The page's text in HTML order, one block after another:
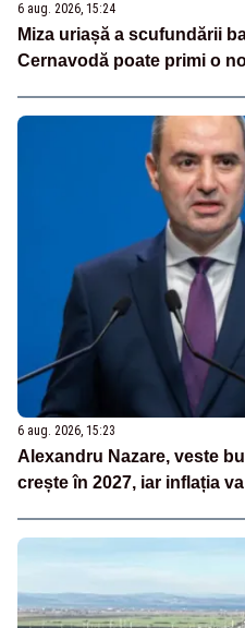
6 aug. 2026, 15:24
Miza uriașă a scufundării
Cernavodă poate primi o
6 aug. 2026, 15:23
Alexandru Nazare, veste
crește în 2027, iar inflația